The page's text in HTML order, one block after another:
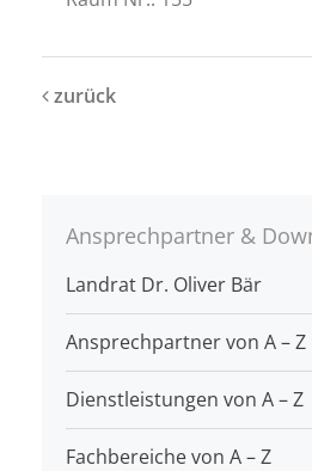
zurück
Ansprechpartner &
Landrat Dr. Oliver Bär
Ansprechpartner von A – Z
Dienstleistungen von A – Z
Fachbereiche von A – Z